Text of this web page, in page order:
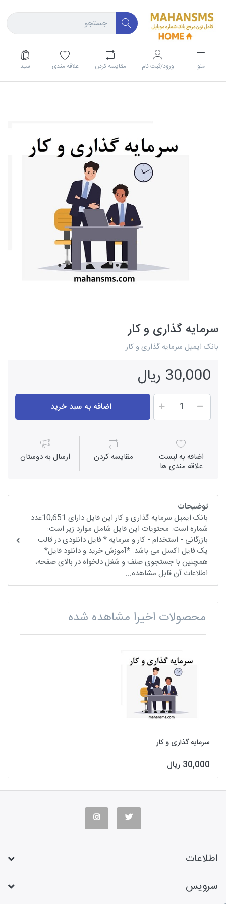
منو ورود/ثبت نام مقايسه كردن علاقه مندی سبد
سرمایه گذاری و کار
بانک ایمیل سرمایه گذاری و کار
30,000 ریال
اضافه به سبد خرید
اضافه به لیست
علاقه مندی ها
مقايسه كردن ارسال به دوستان
توضیحات
بانک ایمیل سرمایه گذاری و کار این فایل دارای 10,651عدد
شماره است. محتویات این فایل شامل موارد زیر است:
بازرگانی - استخدام - کار و سرمایه * فایل دانلودی در قالب
یک فایل اکسل می باشد. *آموزش خرید و دانلود فایل*
همچنین با جستجوی صنف و شغل دلخواه در بالای صفحه،
اطلاعات آن قابل مشاهده...
محصولات اخیرا مشاهده شده
سرمایه گذاری و کار
30,000 ریال
اطلاعات
سرویس